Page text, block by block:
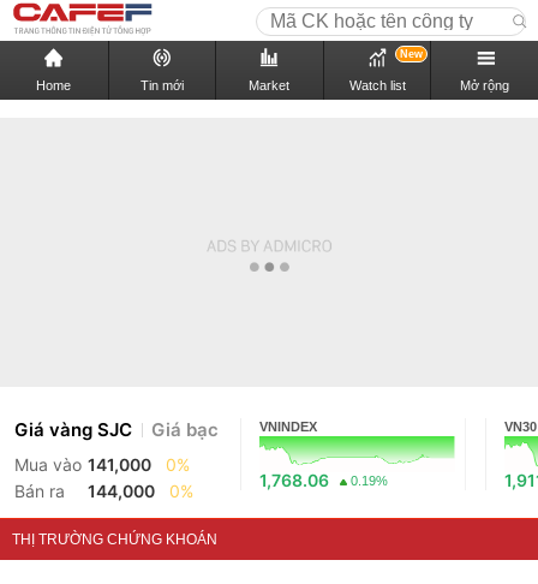
Home Tin mới Market Watch list
New
Mở rộng
Giá vàng SJC Giá bạc
Mua vào 141,000
0%
Bán ra
144,000 0%
VNINDEX
1,768.06 0.19%
VN30
THỊ TRƯỜNG CHỨNG KHOÁN